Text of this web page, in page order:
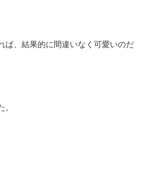
ば、結果的に間違いなく可愛いのだ